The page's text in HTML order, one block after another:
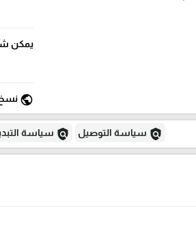
يمكن
public نسخ
policy سياسة التوصيل policy سياسة